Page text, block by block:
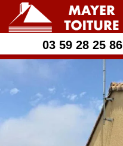
03 59 28 25 86